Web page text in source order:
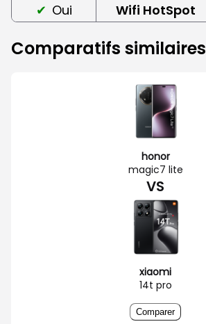
Oui
Wifi HotSpot
Comparatifs similaires
honor
magic7 lite
VS
xiaomi
14t pro
Comparer